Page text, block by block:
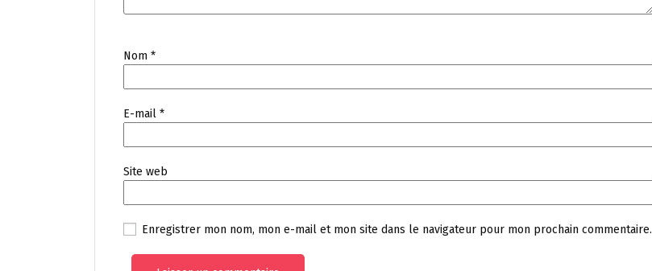
Nom *
E-mail *
Site web
Enregistrer mon nom, mon e-mail et mon site dans le navigateur pour mon prochain commentaire.